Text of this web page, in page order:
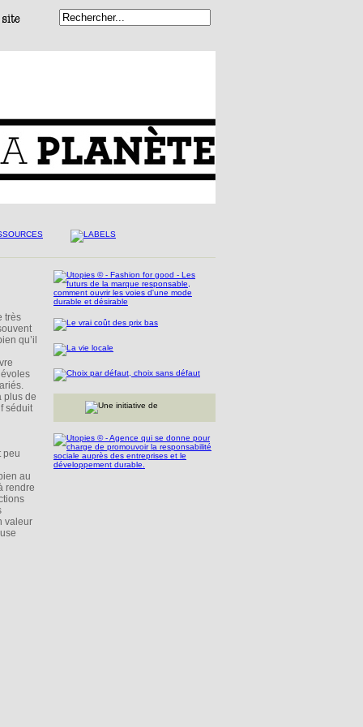
très
qu’il
plus de
séduit
peu
au
rendre
valeur